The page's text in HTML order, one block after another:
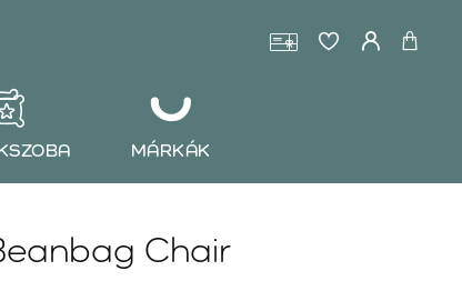
MÁRKÁK
Chair